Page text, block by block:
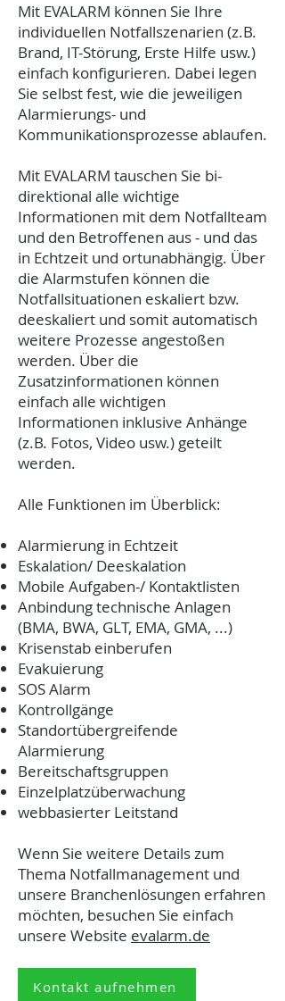
Mit EVALARM können Sie Ihre
individuellen Notfallszenarien (z.B.
Brand, IT-Störung, Erste Hilfe usw.)
einfach konfigurieren. Dabei legen
Sie selbst fest, wie die jeweiligen
Alarmierungs- und
Kommunikationsprozesse ablaufen.
Mit EVALARM tauschen Sie bi-
direktional alle wichtige
Informationen mit dem Notfallteam
und den Betroffenen aus - und das
in Echtzeit und ortunabhängig. Über
die Alarmstufen können die
Notfallsituationen eskaliert bzw.
deeskaliert und somit automatisch
weitere Prozesse angestoßen
werden. Über die
Zusatzinformationen können
einfach alle wichtigen
Informationen inklusive Anhänge
(z.B. Fotos, Video usw.) geteilt
werden.
Alle Funktionen im Überblick:
Alarmierung in Echtzeit
Eskalation/ Deeskalation
Mobile Aufgaben-/ Kontaktlisten
Anbindung technische Anlagen
(BMA, BWA, GLT, EMA, GMA, ...)
Krisenstab einberufen
Evakuierung
SOS Alarm
Kontrollgänge
Standortübergreifende
Alarmierung
Bereitschaftsgruppen
Einzelplatzüberwachung
webbasierter Leitstand
Wenn Sie weitere Details zum
Thema Notfallmanagement und
unsere Branchenlösungen erfahren
möchten, besuchen Sie einfach
unsere Website evalarm.de
Kontakt aufnehmen